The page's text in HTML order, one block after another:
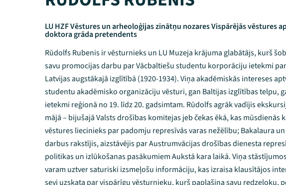
LU HZF Vēstures un arheoloģijas zinātņu nozares Vispārējās vēstures
doktora grāda pretendents
Rūdolfs Rubenis ir vēsturnieks un LU Muzeja krājuma glabātājs, kurš
savu promocijas darbu par Vācbaltiešu studentu korporāciju ietekmi
Latvijas augstākajā izglītībā (1920-1934). Viņa akadēmiskās intereses
studentu akadēmisko organizāciju vēsturi, gan Baltijas izglītības telpu,
ietekmi reģionā no 19. līdz 20. gadsimtam. Rūdolfs agrāk vadījis
mājā – bijušajā Valsts drošības komitejas jeb čekas ēkā, kas mūsdienās
vēstures liecinieks par padomju represīvās varas nežēlību; Bakalaura
darbus rakstījis, aizstāvējis par Austrumvācijas drošības dienesta
politikas un izlūkošanas pasākumiem Aukstā kara laikā. Viņa
varam uztver saturiski izsmeļošu informāciju, kas izraisa klausītājos
sevi uzskata par vispārīgu vēsturnieku, kurš paplašina savu redzeloku,